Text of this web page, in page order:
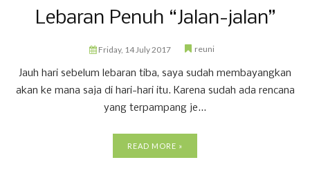
Lebaran Penuh “Jalan-jalan”
Friday, 14 July 2017 reuni
Jauh hari sebelum lebaran tiba, saya sudah membayangkan
akan ke mana saja di hari-hari itu. Karena sudah ada rencana
yang terpampang je...
READ MORE »